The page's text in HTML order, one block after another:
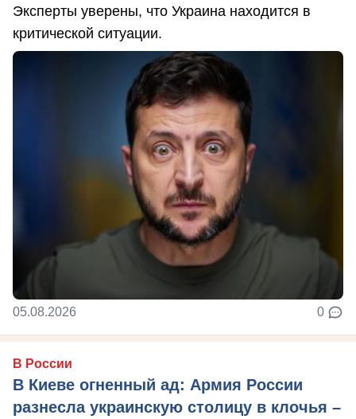
Эксперты уверены, что Украина находится в
критической ситуации.
05.08.2026 0
В России
В Киеве огненный ад: Армия России
разнесла украинскую столицу в клочья –